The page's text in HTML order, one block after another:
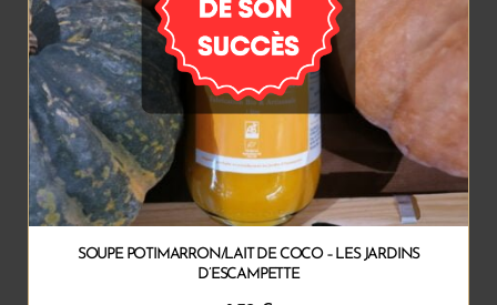
SOUPE POTIMARRON/LAIT DE COCO – LES JARDINS
D’ESCAMPETTE